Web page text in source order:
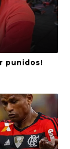
punidos!